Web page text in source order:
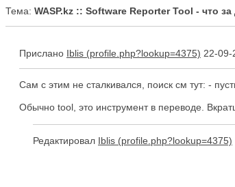
Тема: WASP.kz :: Software Reporter Tool - что
Прислано Iblis 22-09-
Сам с этим не сталкивался, поиск см тут: -
Обычно tool, это инструмент в переводе.
Редактировал Iblis